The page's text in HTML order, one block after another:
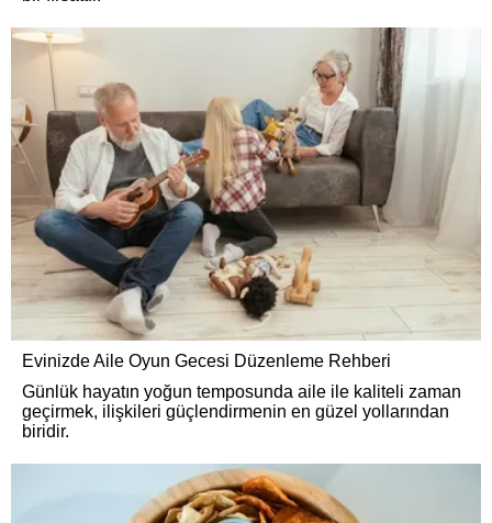
Evinizde Aile Oyun Gecesi Düzenleme Rehberi
Günlük hayatın yoğun temposunda aile ile kaliteli zaman
geçirmek, ilişkileri güçlendirmenin en güzel yollarından
biridir.